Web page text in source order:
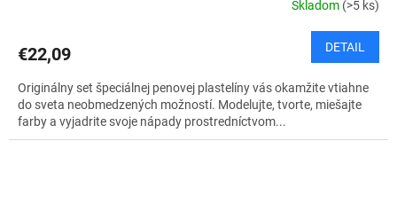
Skladom (>5 ks)
€22,09 DETAIL
Originálny set špeciálnej penovej plastelíny vás okamžite vtiahne
do sveta neobmedzených možností. Modelujte, tvorte, miešajte
farby a vyjadrite svoje nápady prostredníctvom...